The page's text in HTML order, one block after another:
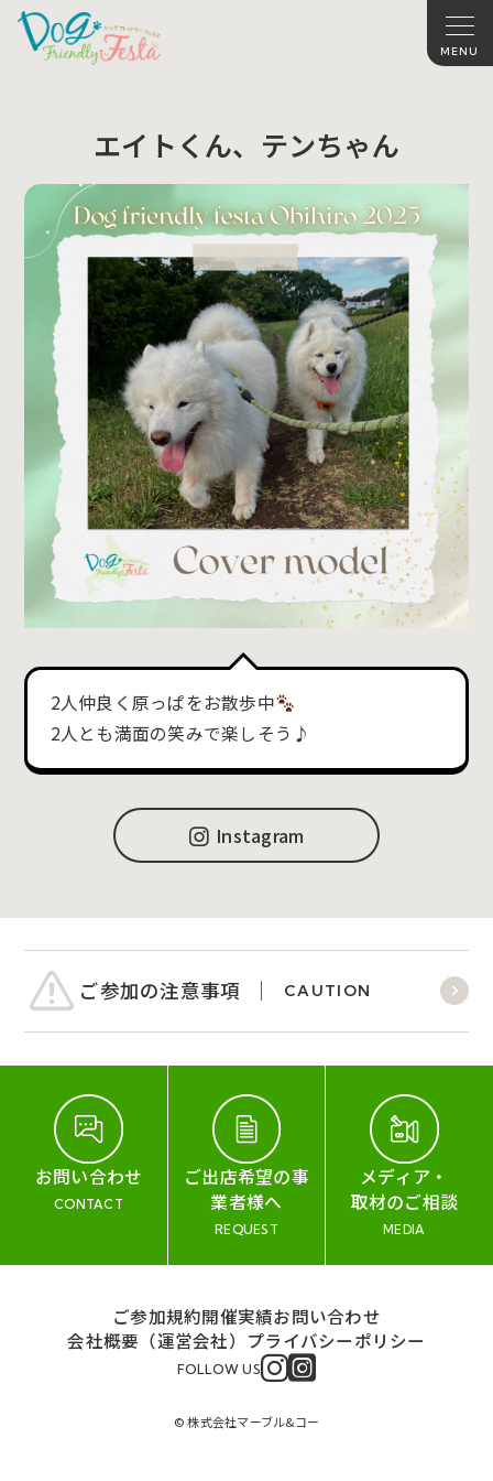
エイトくん、テンちゃん
2人仲良く原っぱをお散歩中
2人とも満面の笑みで楽しそう♪
Instagram
ご参加の注意事項 CAUTION
お問い合わせ
CONTACT
ご出店希望の事
業者様へ
REQUEST
メディア・
取材のご相談
MEDIA
ご参加規約開催実績お問い合わせ
会社概要（運営会社） プライバシーポリシー
FOLLOW US
© 株式会社マーブル&コー